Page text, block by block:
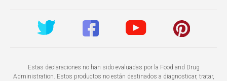
Estas declaraciones no han sido evaluadas por la Food and Drug
Administration. Estos productos no están destinados a diagnosticar, tratar,